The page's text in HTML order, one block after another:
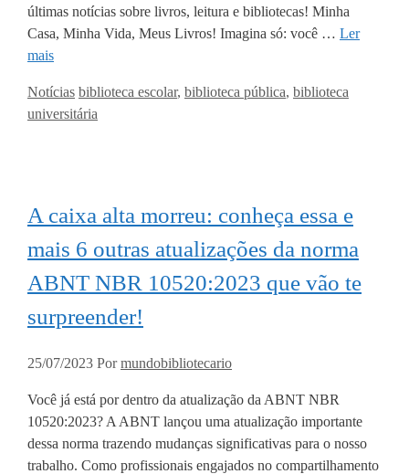
últimas notícias sobre livros, leitura e bibliotecas! Minha
Casa, Minha Vida, Meus Livros! Imagina só: você … Ler
mais
Categorias
Notícias Tags
biblioteca escolar, biblioteca pública, biblioteca
universitária
A caixa alta morreu: conheça essa e
mais 6 outras atualizações da norma
ABNT NBR 10520:2023 que vão te
surpreender!
25/07/2023 Pormundobibliotecario
Você já está por dentro da atualização da ABNT NBR
10520:2023? A ABNT lançou uma atualização importante
dessa norma trazendo mudanças significativas para o nosso
trabalho. Como profissionais engajados no compartilhamento